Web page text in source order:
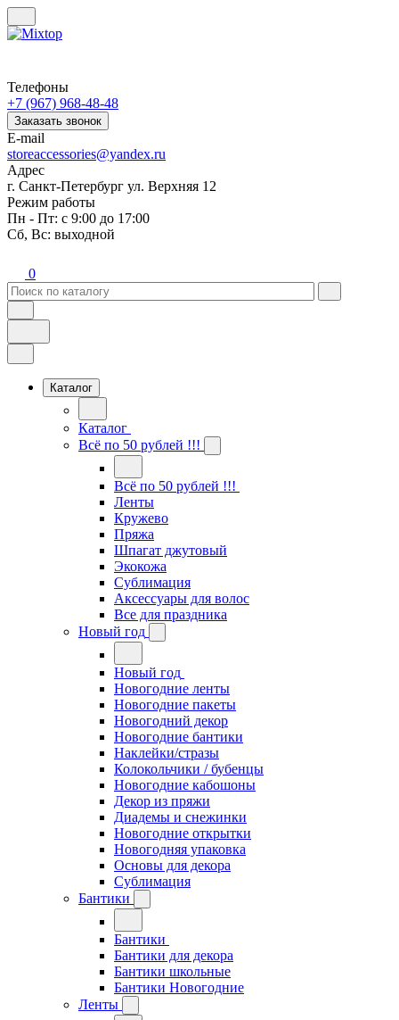
Телефоны
+7 (967) 968-48-48
Заказать звонок
E-mail
storeaccessories@yandex.ru
Адрес
г. Санкт-Петербург ул. Верхняя 12
Режим работы
Пн - Пт: с 9:00 до 17:00
Сб, Вс: выходной
0
Каталог
Каталог
Всё по 50 рублей !!!
Всё по 50 рублей !!!
Ленты
Кружево
Пряжа
Шпагат джутовый
Экокожа
Сублимация
Аксессуары для волос
Все для праздника
Новый год
Новый год
Новогодние ленты
Новогодние пакеты
Новогодний декор
Новогодние бантики
Наклейки/стразы
Колокольчики / бубенцы
Новогодние кабошоны
Декор из пряжи
Диадемы и снежинки
Новогодние открытки
Новогодняя упаковка
Основы для декора
Сублимация
Бантики
Бантики
Бантики для декора
Бантики школьные
Бантики Новогодние
Ленты